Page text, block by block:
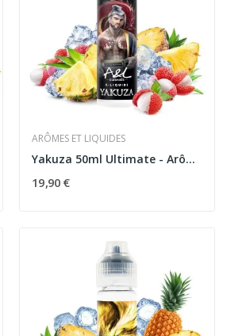
ARÔMES ET LIQUIDES
Yakuza 50ml Ultimate - Arômes et Liquides
19,90 €